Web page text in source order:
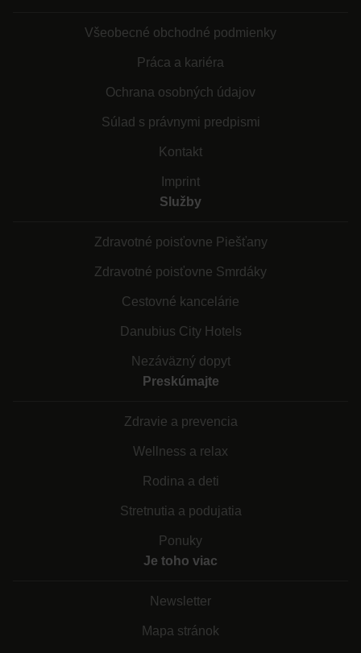
Všeobecné obchodné podmienky
Práca a kariéra
Ochrana osobných údajov
Súlad s právnymi predpismi
Kontakt
Imprint
Služby
Zdravotné poisťovne Piešťany
Zdravotné poisťovne Smrdáky
Cestovné kancelárie
Danubius City Hotels
Nezáväzný dopyt
Preskúmajte
Zdravie a prevencia
Wellness a relax
Rodina a deti
Stretnutia a podujatia
Ponuky
Je toho viac
Newsletter
Mapa stránok